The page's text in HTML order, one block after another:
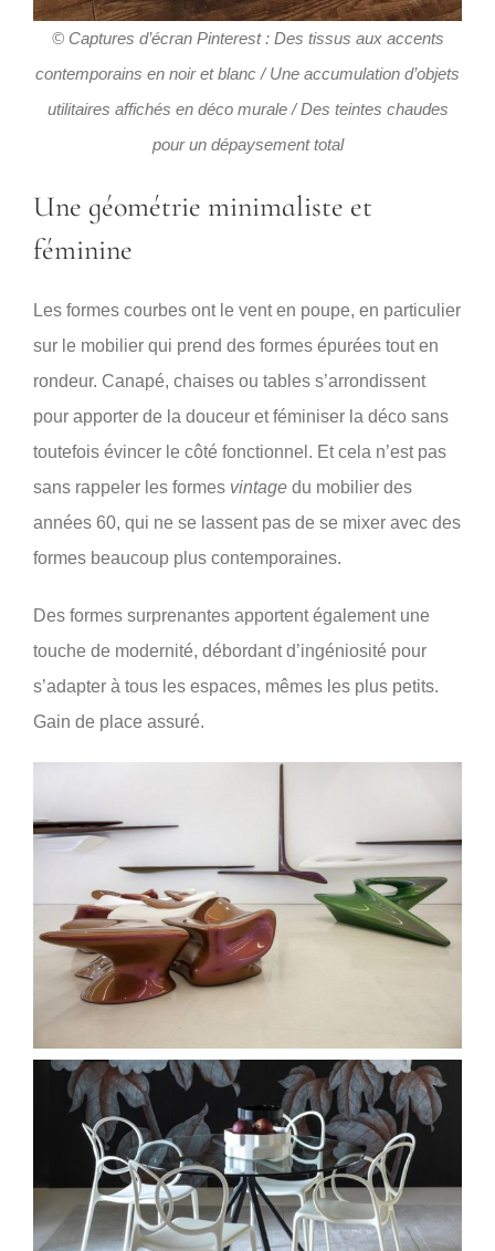
© Captures d’écran Pinterest : Des tissus aux accents
contemporains en noir et blanc / Une accumulation d’objets
utilitaires affichés en déco murale / Des teintes chaudes
pour un dépaysement total
Une géométrie minimaliste et
féminine
Les formes courbes ont le vent en poupe, en particulier
sur le mobilier qui prend des formes épurées tout en
rondeur. Canapé, chaises ou tables s’arrondissent
pour apporter de la douceur et féminiser la déco sans
toutefois évincer le côté fonctionnel. Et cela n’est pas
sans rappeler les formes vintage du mobilier des
années 60, qui ne se lassent pas de se mixer avec des
formes beaucoup plus contemporaines.
Des formes surprenantes apportent également une
touche de modernité, débordant d’ingéniosité pour
s’adapter à tous les espaces, mêmes les plus petits.
Gain de place assuré.